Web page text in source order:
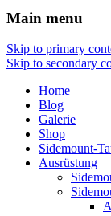
Main menu
Skip to primary
Skip to secondary
Home
Blog
Galerie
Shop
Sidemount-
Ausrüstung